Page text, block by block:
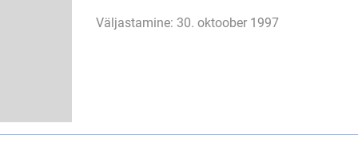
Väljastamine: 30. oktoober 1997